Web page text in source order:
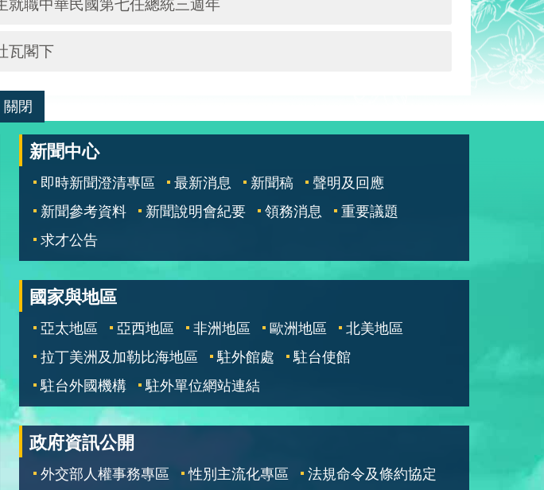
職中華民國第七任總統三週年
瓦閣下
關閉
新聞中心
即時新聞澄清專區 最新消息 新聞稿
聲明及回應
新聞參考資料
新聞說明會紀要 領務消息
重要議題
求才公告
國家與地區
亞太地區 亞西地區 非洲地區 歐洲地區
北美地區
拉丁美洲及加勒比海地區
駐外館處
駐台使館
駐台外國機構
駐外單位網站連結
政府資訊公開
外交部人權事務專區 性別主流化專區
法規命令及條約協定